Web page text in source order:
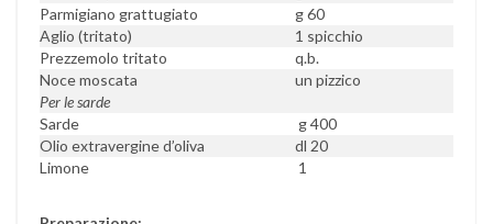
Parmigiano grattugiato
g 60
Aglio (tritato)
1 spicchio
Prezzemolo tritato
q.b.
Noce moscata
un pizzico
Per le sarde
Sarde
g 400
Olio extravergine d’oliva
dl 20
Limone
1